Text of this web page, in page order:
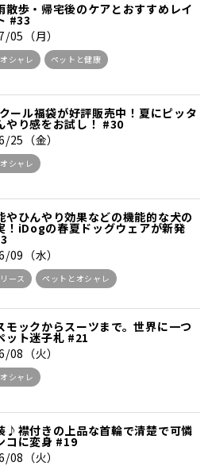
散歩・帰宅後のケアとおすすめレイ
#33
05（月）
シャレ ペットと健康
ール福袋が好評販売中！夏にピッタ
やり感をお試し！ #30
25（金）
シャレ
やひんやり効果などの機能的な犬の
！iDogの春夏ドッグウェアが新発
09（水）
ース ペットとオシャレ
モックからスーツまで。世界に一つ
ット迷子札 #21
08（火）
シャレ
♪襟付きの上品な首輪で清楚で可憐
コに変身 #19
08（火）